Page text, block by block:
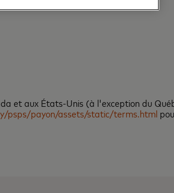
et aux États-Unis (à l'exception du
psps/payon/assets/static/terms.html